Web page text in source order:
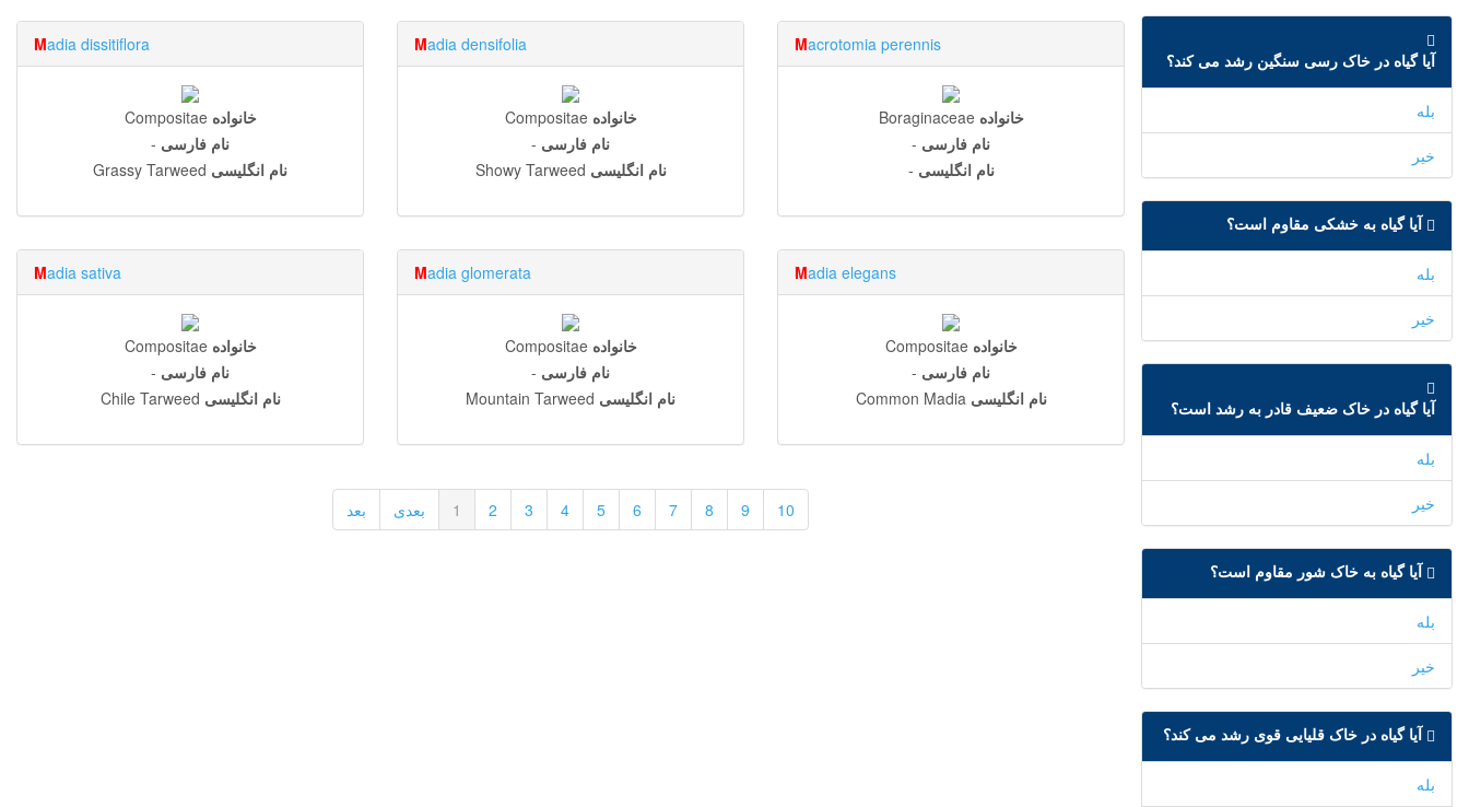
آیا گیاه در خاک رسی سنگین رشد می کند؟
بله
خیر
آیا گیاه به خشکی مقاوم است؟
بله
خیر
آیا گیاه در خاک ضعیف قادر به رشد است؟
بله
خیر
آیا گیاه به خاک شور مقاوم است؟
بله
خیر
آیا گیاه در خاک قلیایی قوی رشد می کند؟
بله
Macrotomia perennis
خانواده Boraginaceae
نام فارسی -
نام انگلیسی -
Madia densifolia
خانواده Compositae
نام فارسی -
نام انگلیسی Showy Tarweed
Madia dissitiflora
خانواده Compositae
نام فارسی -
نام انگلیسی Grassy Tarweed
Madia elegans
خانواده Compositae
نام فارسی -
نام انگلیسی Common Madia
Madia glomerata
خانواده Compositae
نام فارسی -
نام انگلیسی Mountain Tarweed
Madia sativa
خانواده Compositae
نام فارسی -
نام انگلیسی Chile Tarweed
10
9
8
7
6
5
4
3
2
1 بعدی بعد